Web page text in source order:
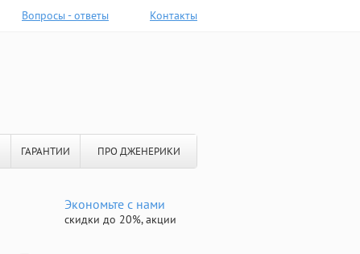
Вопросы - ответы Контакты
ГАРАНТИИ ПРО ДЖЕНЕРИКИ
Экономьте с нами
скидки до 20%, акции